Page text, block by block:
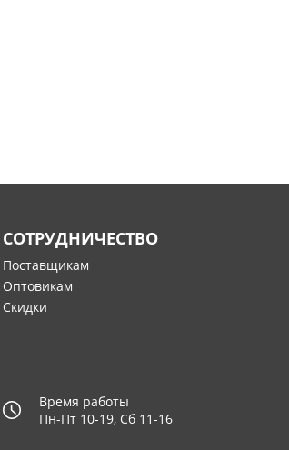
СОТРУДНИЧЕСТВО
Поставщикам
Оптовикам
Скидки
Время работы
Пн-Пт 10-19, Сб 11-16